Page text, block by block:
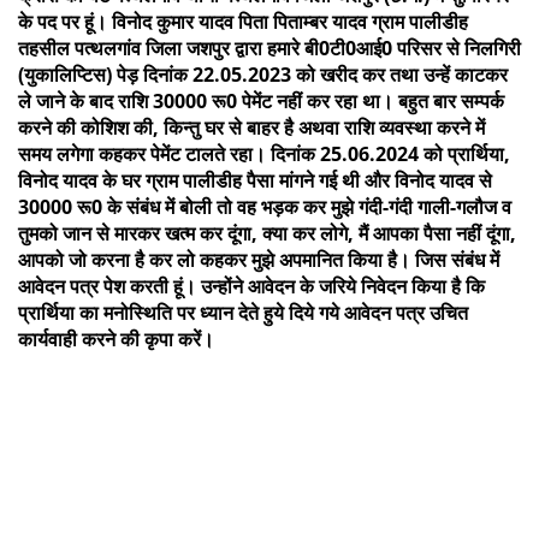
के पद पर हूं। विनोद कुमार यादव पिता पिताम्बर यादव ग्राम पालीडीह
तहसील पत्थलगांव जिला जशपुर द्वारा हमारे बी0टी0आई0 परिसर से निलगिरी
(युकालिप्टिस) पेड़ दिनांक 22.05.2023 को खरीद कर तथा उन्हें काटकर
ले जाने के बाद राशि 30000 रू0 पेमेंट नहीं कर रहा था। बहुत बार सम्पर्क
करने की कोशिश की, किन्तु घर से बाहर है अथवा राशि व्यवस्था करने में
समय लगेगा कहकर पेमेंट टालते रहा। दिनांक 25.06.2024 को प्रार्थिया,
विनोद यादव के घर ग्राम पालीडीह पैसा मांगने गई थी और विनोद यादव से
30000 रू0 के संबंध में बोली तो वह भड़क कर मुझे गंदी-गंदी गाली-गलौज व
तुमको जान से मारकर खत्म कर दूंगा, क्या कर लोगे, मैं आपका पैसा नहीं दूंगा,
आपको जो करना है कर लो कहकर मुझे अपमानित किया है। जिस संबंध में
आवेदन पत्र पेश करती हूं। उन्होंने आवेदन के जरिये निवेदन किया है कि
प्रार्थिया का मनोस्थिति पर ध्यान देते हुये दिये गये आवेदन पत्र उचित
कार्यवाही करने की कृपा करें।